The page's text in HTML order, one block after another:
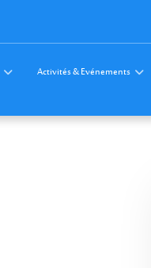
Activités & Evénements